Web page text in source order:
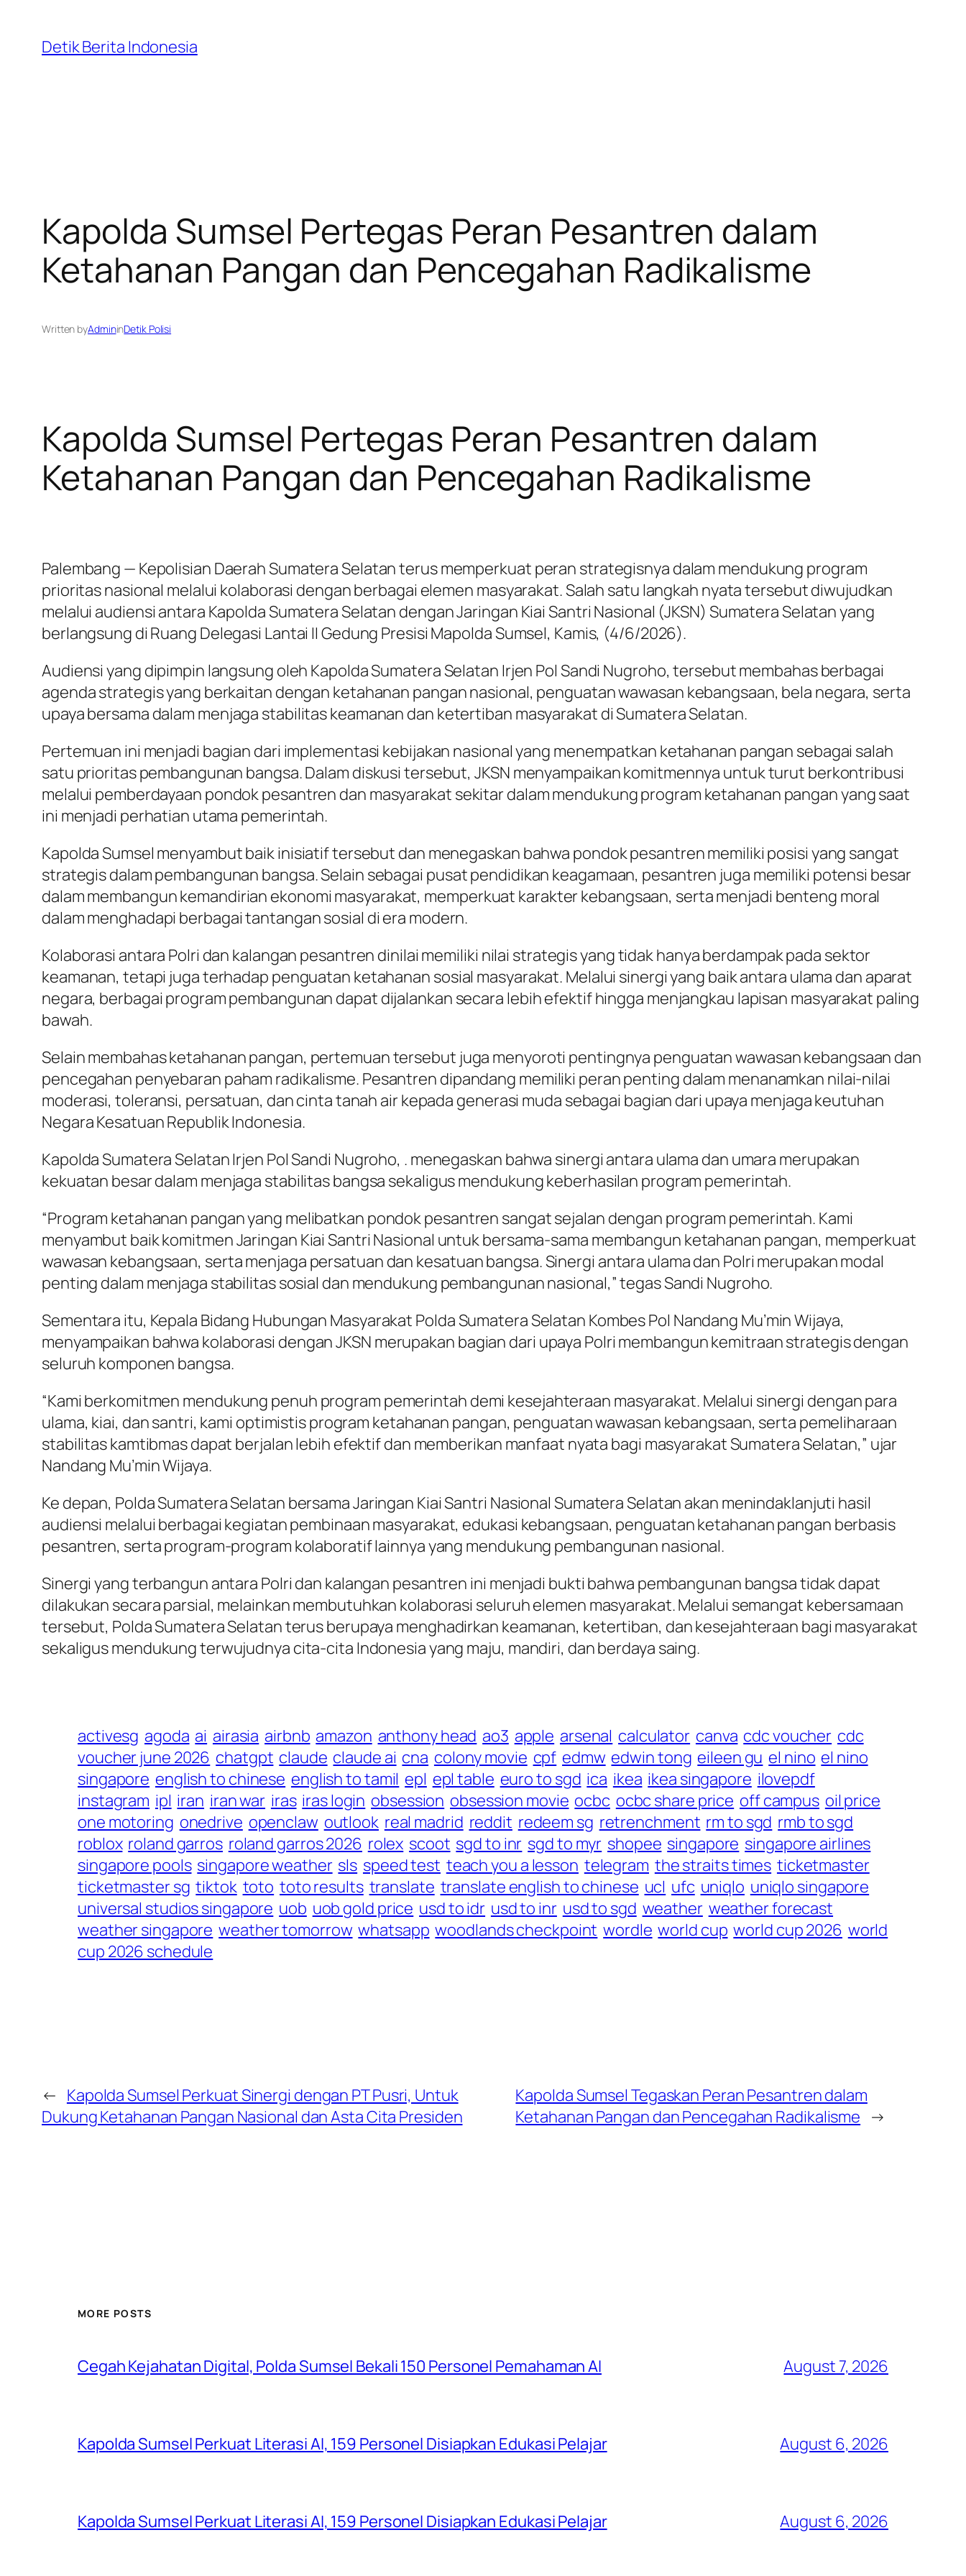
content
Detik Berita Indonesia
Kapolda Sumsel Pertegas Peran Pesantren dalam
Ketahanan Pangan dan Pencegahan Radikalisme
Written byAdmininDetik Polisi
Kapolda Sumsel Pertegas Peran Pesantren dalam
Ketahanan Pangan dan Pencegahan Radikalisme
Palembang — Kepolisian Daerah Sumatera Selatan terus memperkuat peran strategisnya dalam mendukung program
prioritas nasional melalui kolaborasi dengan berbagai elemen masyarakat. Salah satu langkah nyata tersebut diwujudkan
melalui audiensi antara Kapolda Sumatera Selatan dengan Jaringan Kiai Santri Nasional (JKSN) Sumatera Selatan yang
berlangsung di Ruang Delegasi Lantai II Gedung Presisi Mapolda Sumsel, Kamis, (4/6/2026).
Audiensi yang dipimpin langsung oleh Kapolda Sumatera Selatan Irjen Pol Sandi Nugroho, tersebut membahas berbagai
agenda strategis yang berkaitan dengan ketahanan pangan nasional, penguatan wawasan kebangsaan, bela negara, serta
upaya bersama dalam menjaga stabilitas keamanan dan ketertiban masyarakat di Sumatera Selatan.
Pertemuan ini menjadi bagian dari implementasi kebijakan nasional yang menempatkan ketahanan pangan sebagai salah
satu prioritas pembangunan bangsa. Dalam diskusi tersebut, JKSN menyampaikan komitmennya untuk turut berkontribusi
melalui pemberdayaan pondok pesantren dan masyarakat sekitar dalam mendukung program ketahanan pangan yang saat
ini menjadi perhatian utama pemerintah.
Kapolda Sumsel menyambut baik inisiatif tersebut dan menegaskan bahwa pondok pesantren memiliki posisi yang sangat
strategis dalam pembangunan bangsa. Selain sebagai pusat pendidikan keagamaan, pesantren juga memiliki potensi besar
dalam membangun kemandirian ekonomi masyarakat, memperkuat karakter kebangsaan, serta menjadi benteng moral
dalam menghadapi berbagai tantangan sosial di era modern.
Kolaborasi antara Polri dan kalangan pesantren dinilai memiliki nilai strategis yang tidak hanya berdampak pada sektor
keamanan, tetapi juga terhadap penguatan ketahanan sosial masyarakat. Melalui sinergi yang baik antara ulama dan aparat
negara, berbagai program pembangunan dapat dijalankan secara lebih efektif hingga menjangkau lapisan masyarakat paling
bawah.
Selain membahas ketahanan pangan, pertemuan tersebut juga menyoroti pentingnya penguatan wawasan kebangsaan dan
pencegahan penyebaran paham radikalisme. Pesantren dipandang memiliki peran penting dalam menanamkan nilai-nilai
moderasi, toleransi, persatuan, dan cinta tanah air kepada generasi muda sebagai bagian dari upaya menjaga keutuhan
Negara Kesatuan Republik Indonesia.
Kapolda Sumatera Selatan Irjen Pol Sandi Nugroho, . menegaskan bahwa sinergi antara ulama dan umara merupakan
kekuatan besar dalam menjaga stabilitas bangsa sekaligus mendukung keberhasilan program pemerintah.
“Program ketahanan pangan yang melibatkan pondok pesantren sangat sejalan dengan program pemerintah. Kami
menyambut baik komitmen Jaringan Kiai Santri Nasional untuk bersama-sama membangun ketahanan pangan, memperkuat
wawasan kebangsaan, serta menjaga persatuan dan kesatuan bangsa. Sinergi antara ulama dan Polri merupakan modal
penting dalam menjaga stabilitas sosial dan mendukung pembangunan nasional,” tegas Sandi Nugroho.
Sementara itu, Kepala Bidang Hubungan Masyarakat Polda Sumatera Selatan Kombes Pol Nandang Mu’min Wijaya,
menyampaikan bahwa kolaborasi dengan JKSN merupakan bagian dari upaya Polri membangun kemitraan strategis dengan
seluruh komponen bangsa.
“Kami berkomitmen mendukung penuh program pemerintah demi kesejahteraan masyarakat. Melalui sinergi dengan para
ulama, kiai, dan santri, kami optimistis program ketahanan pangan, penguatan wawasan kebangsaan, serta pemeliharaan
stabilitas kamtibmas dapat berjalan lebih efektif dan memberikan manfaat nyata bagi masyarakat Sumatera Selatan,” ujar
Nandang Mu’min Wijaya.
Ke depan, Polda Sumatera Selatan bersama Jaringan Kiai Santri Nasional Sumatera Selatan akan menindaklanjuti hasil
audiensi melalui berbagai kegiatan pembinaan masyarakat, edukasi kebangsaan, penguatan ketahanan pangan berbasis
pesantren, serta program-program kolaboratif lainnya yang mendukung pembangunan nasional.
Sinergi yang terbangun antara Polri dan kalangan pesantren ini menjadi bukti bahwa pembangunan bangsa tidak dapat
dilakukan secara parsial, melainkan membutuhkan kolaborasi seluruh elemen masyarakat. Melalui semangat kebersamaan
tersebut, Polda Sumatera Selatan terus berupaya menghadirkan keamanan, ketertiban, dan kesejahteraan bagi masyarakat
sekaligus mendukung terwujudnya cita-cita Indonesia yang maju, mandiri, dan berdaya saing.
activesg agoda ai airasia airbnb amazon anthony head ao3 apple arsenal calculator canva cdc voucher cdc
voucher june 2026 chatgpt claude claude ai cna colony movie cpf edmw edwin tong eileen gu el nino el nino
singapore english to chinese english to tamil epl epl table euro to sgd ica ikea ikea singapore ilovepdf
instagram ipl iran iran war iras iras login obsession obsession movie ocbc ocbc share price off campus oil price
one motoring onedrive openclaw outlook real madrid reddit redeem sg retrenchment rm to sgd rmb to sgd
roblox roland garros roland garros 2026 rolex scoot sgd to inr sgd to myr shopee singapore singapore airlines
singapore pools singapore weather sls speed test teach you a lesson telegram the straits times ticketmaster
ticketmaster sg tiktok toto toto results translate translate english to chinese ucl ufc uniqlo uniqlo singapore
universal studios singapore uob uob gold price usd to idr usd to inr usd to sgd weather weather forecast
weather singapore weather tomorrow whatsapp woodlands checkpoint wordle world cup world cup 2026 world
cup 2026 schedule
← Kapolda Sumsel Perkuat Sinergi dengan PT Pusri, Untuk
Dukung Ketahanan Pangan Nasional dan Asta Cita Presiden
Kapolda Sumsel Tegaskan Peran Pesantren dalam
Ketahanan Pangan dan Pencegahan Radikalisme →
MORE POSTS
Cegah Kejahatan Digital, Polda Sumsel Bekali 150 Personel Pemahaman AI August 7, 2026
Kapolda Sumsel Perkuat Literasi AI, 159 Personel Disiapkan Edukasi Pelajar August 6, 2026
Kapolda Sumsel Perkuat Literasi AI, 159 Personel Disiapkan Edukasi Pelajar August 6, 2026